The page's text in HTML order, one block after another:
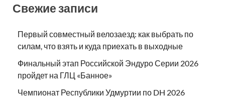
Свежие записи
Первый совместный велозаезд: как выбрать по
силам, что взять и куда приехать в выходные
Финальный этап Российской Эндуро Серии 2026
пройдет на ГЛЦ «Банное»
Чемпионат Республики Удмуртии по DH 2026